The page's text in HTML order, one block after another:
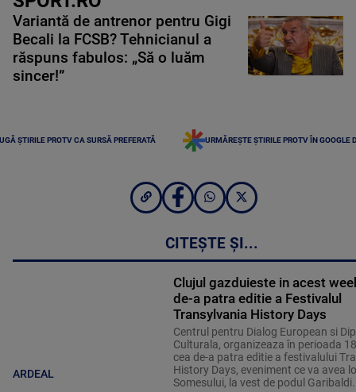
Variantă de antrenor pentru Gigi
Becali la FCSB? Tehnicianul a
răspuns fabulos: „Să o luăm
sincer!”
ȘTIRILE PROTV CA SURSĂ PREFERATĂ URMĂREȘTE ȘTIRILE PROTV ÎN GOOGLE
CITEȘTE ȘI...
ARDEAL
Clujul gazduieste in acest
de-a patra editie a Festivalul
Transylvania History Days
Centrul pentru Dialog European si
Culturala, organizeaza în perioada
cea de-a patra editie a festivalului
History Days, eveniment ce va avea
Somesului, la vest de podul Garibaldi.